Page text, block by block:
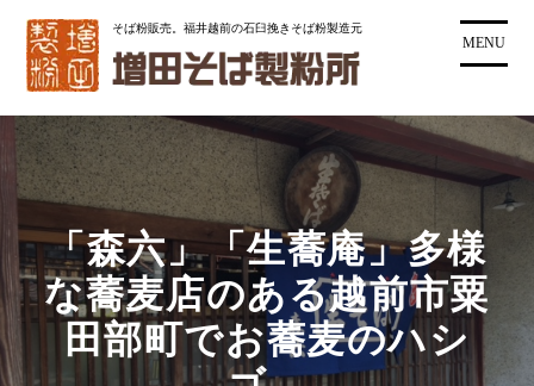
ツ
ス
ッ
プ
そば粉販売。福井越前の石臼挽きそば粉製造元
MENU
「森六」「生蕎庵」多様
な蕎麦店のある越前市粟
田部町でお蕎麦のハシ